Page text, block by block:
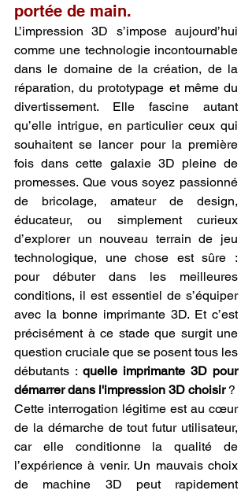
portée de main.
L’impression 3D s’impose aujourd’hui
comme une technologie incontournable
dans le domaine de la création, de la
réparation, du prototypage et même du
divertissement. Elle fascine autant
qu’elle intrigue, en particulier ceux qui
souhaitent se lancer pour la première
fois dans cette galaxie 3D pleine de
promesses. Que vous soyez passionné
de bricolage, amateur de design,
éducateur, ou simplement curieux
d’explorer un nouveau terrain de jeu
technologique, une chose est sûre :
pour débuter dans les meilleures
conditions, il est essentiel de s’équiper
avec la bonne imprimante 3D. Et c’est
précisément à ce stade que surgit une
question cruciale que se posent tous les
débutants : quelle imprimante 3D pour
démarrer dans l'impression 3D choisir ?
Cette interrogation légitime est au cœur
de la démarche de tout futur utilisateur,
car elle conditionne la qualité de
l’expérience à venir. Un mauvais choix
de machine 3D peut rapidement